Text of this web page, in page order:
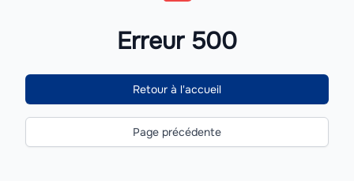
Erreur 500
Retour à l'accueil
Page précédente